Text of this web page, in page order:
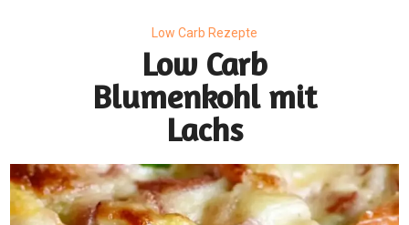
Low Carb Rezepte
Low Carb
Blumenkohl mit
Lachs